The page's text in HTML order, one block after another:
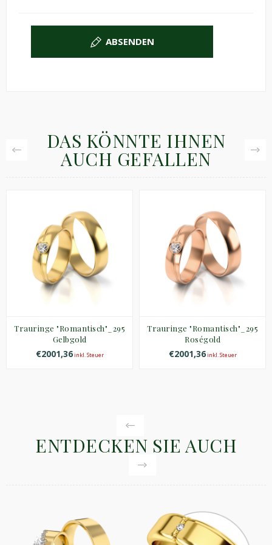
ABSENDEN
DAS KÖNNTE IHNEN
AUCH GEFALLEN
Trauringe "Romantisch"_295
Gelbgold
€2001,36inkl. Steuer
Trauringe "Romantisch"_295
Roségold
€2001,36inkl. Steuer
ENTDECKEN SIE AUCH